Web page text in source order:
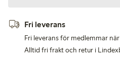
Fri leverans
Fri leverans för medlemmar
Alltid fri frakt och retur i